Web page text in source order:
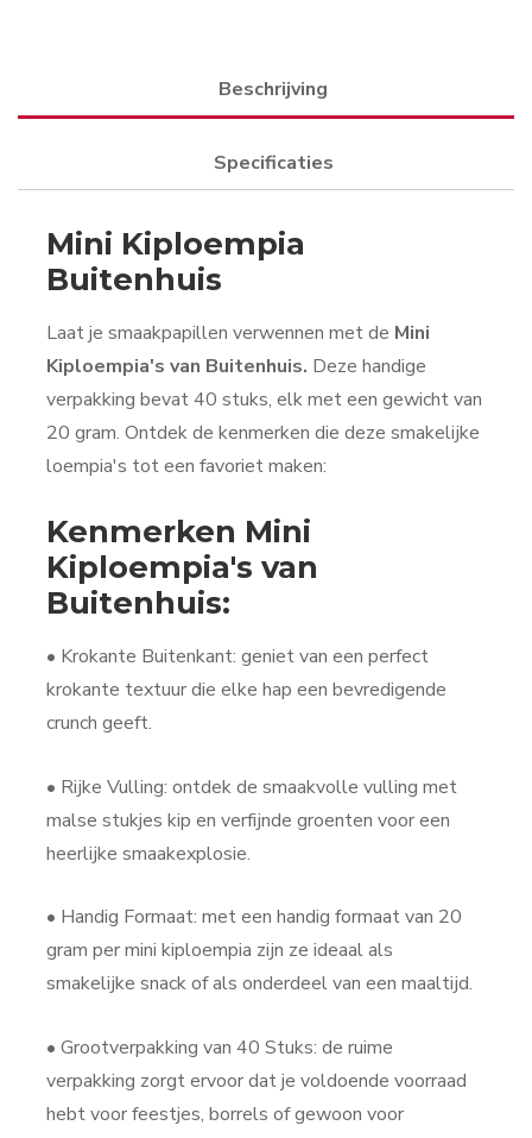
Beschrijving
Specificaties
Mini Kiploempia
Buitenhuis
Laat je smaakpapillen verwennen met de Mini
Kiploempia's van Buitenhuis. Deze handige
verpakking bevat 40 stuks, elk met een gewicht van
20 gram. Ontdek de kenmerken die deze smakelijke
loempia's tot een favoriet maken:
Kenmerken Mini
Kiploempia's van
Buitenhuis:
• Krokante Buitenkant: geniet van een perfect
krokante textuur die elke hap een bevredigende
crunch geeft.
• Rijke Vulling: ontdek de smaakvolle vulling met
malse stukjes kip en verfijnde groenten voor een
heerlijke smaakexplosie.
• Handig Formaat: met een handig formaat van 20
gram per mini kiploempia zijn ze ideaal als
smakelijke snack of als onderdeel van een maaltijd.
• Grootverpakking van 40 Stuks: de ruime
verpakking zorgt ervoor dat je voldoende voorraad
hebt voor feestjes, borrels of gewoon voor